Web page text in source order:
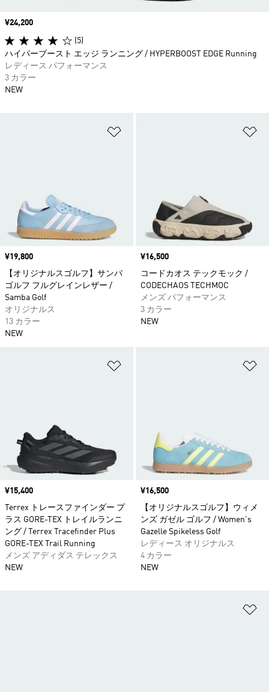
価格
¥19,800
【オリジナルスゴルフ】サンバ
ゴルフ フルグレインレザー /
Samba Golf
オリジナルス
13 カラー
NEW
価格
¥16,500
コードカオス テックモック /
CODECHAOS TECHMOC
メンズ パフォーマンス
3 カラー
NEW
価格
¥15,400
Terrex トレースファインダー プ
ラス GORE-TEX トレイルランニ
ング / Terrex Tracefinder Plus
GORE-TEX Trail Running
メンズ アディダス テレックス
NEW
価格
¥16,500
【オリジナルスゴルフ】ウィメ
ンズ ガゼル ゴルフ / Women's
Gazelle Spikeless Golf
レディース オリジナルス
4 カラー
NEW
価格
¥24,200
(5)
ハイパーブースト エッジ ランニング / HYPERBOOST EDGE Running
レディース パフォーマンス
3 カラー
NEW